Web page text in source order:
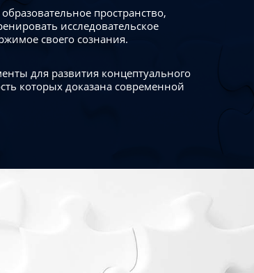
пространство,
исследовательское
своего сознания.
для развития концептуального
которых доказана современной